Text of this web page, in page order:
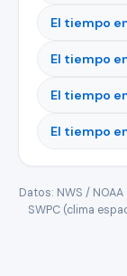
El tiempo
El tiempo
El tiempo
El tiempo
Datos: NWS / NOAA
SWPC (clima